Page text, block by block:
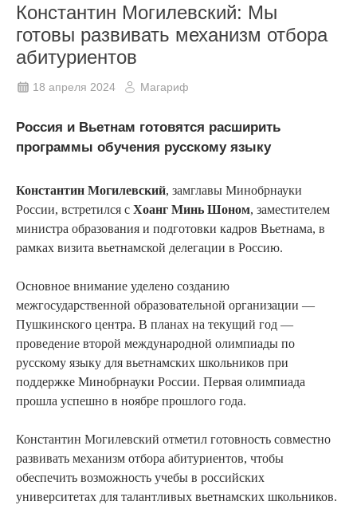
Константин Могилевский: Мы
готовы развивать механизм отбора
абитуриентов
18 апреля 2024 Магариф
Россия и Вьетнам готовятся расширить
программы обучения русскому языку
Константин Могилевский, замглавы Минобрнауки
России, встретился с Хоанг Минь Шоном, заместителем
министра образования и подготовки кадров Вьетнама, в
рамках визита вьетнамской делегации в Россию.
Основное внимание уделено созданию
межгосударственной образовательной организации —
Пушкинского центра. В планах на текущий год —
проведение второй международной олимпиады по
русскому языку для вьетнамских школьников при
поддержке Минобрнауки России. Первая олимпиада
прошла успешно в ноябре прошлого года.
Константин Могилевский отметил готовность совместно
развивать механизм отбора абитуриентов, чтобы
обеспечить возможность учебы в российских
университетах для талантливых вьетнамских школьников.